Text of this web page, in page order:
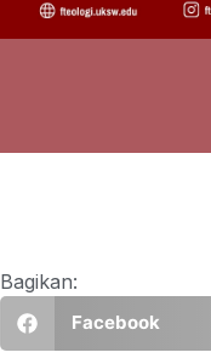
Bagikan:
Facebook